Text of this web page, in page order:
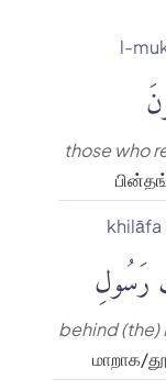
l-
those who
khilāfa
behind (the)
மாறாக/